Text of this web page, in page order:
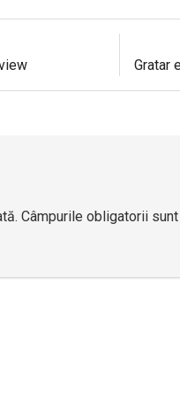
post:
Câmpurile obligatorii